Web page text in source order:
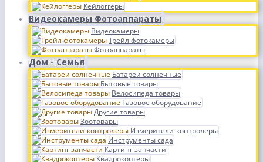
Кейлоггеры
Видеокамеры Фотоаппараты
Видеокамеры
Трейл фотокамеры
Фотоаппараты
Дом - Семья
Батареи солнечные
Бытовые товары
Велосипеда товары
Газовое оборудование
Другие товары
Зоотовары
Измерители-контролеры
Инструменты сада
Картинг запчасти
Квадрокоптеры